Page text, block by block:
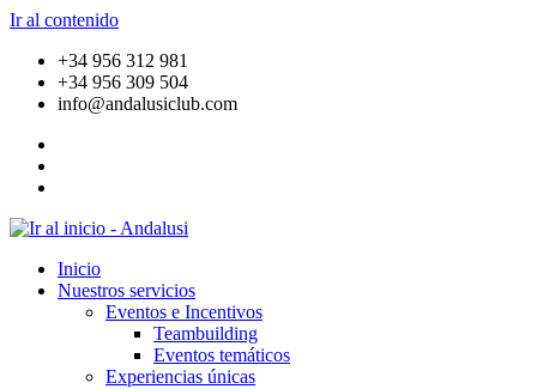
Ir al contenido
+34 956 312 981
+34 956 309 504
info@andalusiclub.com
Inicio
Nuestros servicios
Eventos e Incentivos
Teambuilding
Eventos temáticos
Experiencias únicas